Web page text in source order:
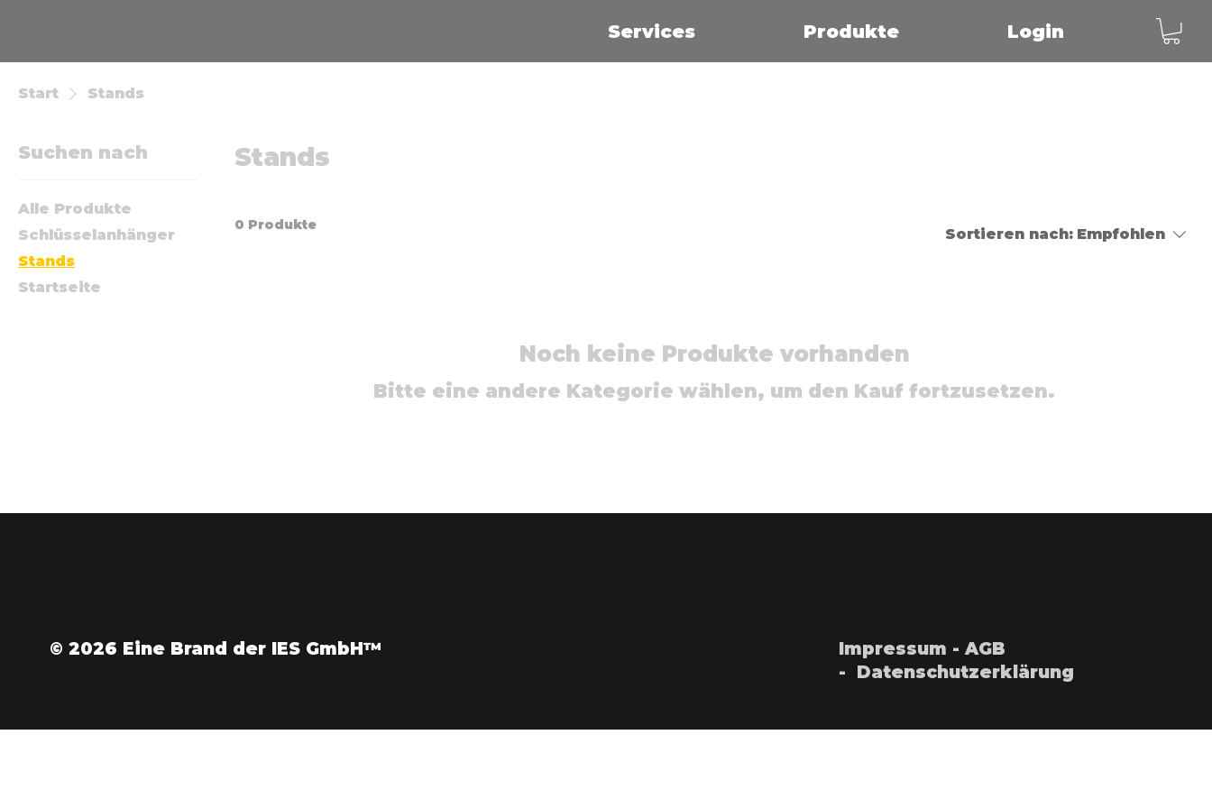
Services Produkte Login
Start Stands
Suchen nach
Alle Produkte
Schlüsselanhänger
Stands
Startseite
Stands
0 Produkte
Sortieren nach: Empfohlen
Noch keine Produkte vorhanden
Bitte eine andere Kategorie wählen, um den Kauf fortzusetzen.
Impressum -AGB
- Datenschutzerklärung
© 2026 Eine Brand der IES GmbH™